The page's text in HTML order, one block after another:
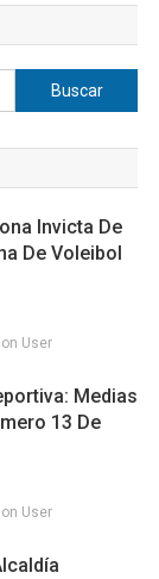
Buscar:
Invicta De
De Voleibol
User
Medias
13 De
User